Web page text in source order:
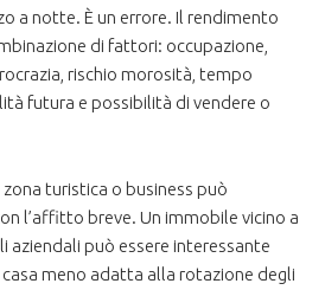
a notte. È un errore. Il rendimento
di fattori: occupazione,
rischio morosità, tempo
futura e possibilità di vendere o
turistica o business può
l’affitto breve. Un immobile vicino a
aziendali può essere interessante
meno adatta alla rotazione degli